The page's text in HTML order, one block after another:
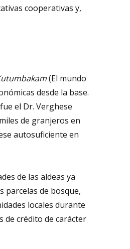
cooperativas y,
(El mundo
desde la base.
el Dr. Verghese
de granjeros en
autosuficiente en
de las aldeas ya
parcelas de bosque,
locales durante
de crédito de carácter